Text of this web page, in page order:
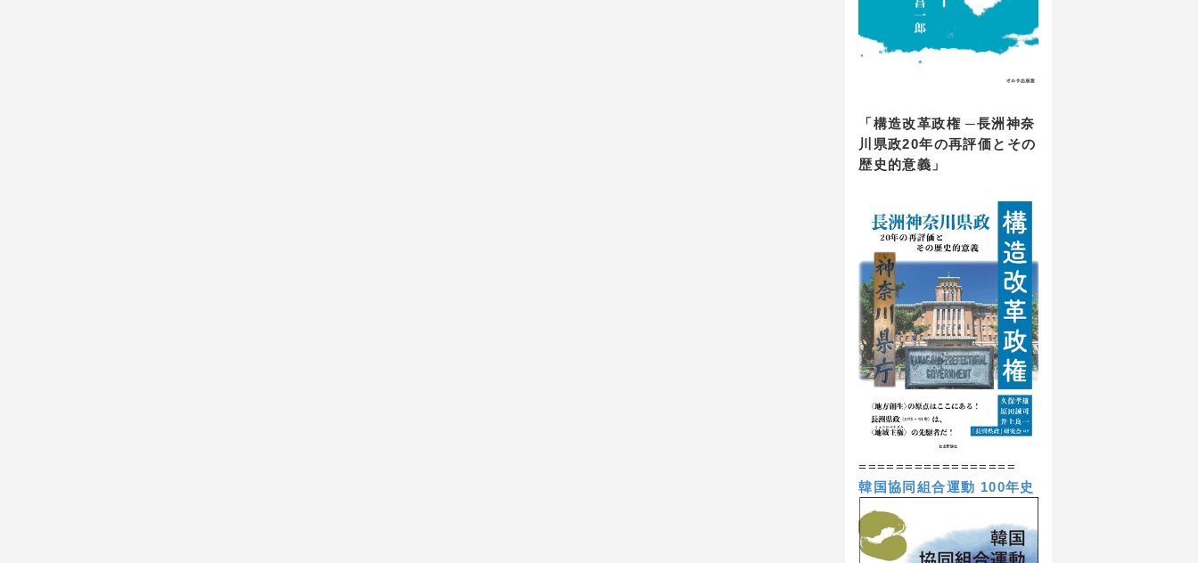
「構造改革政権 ─長洲神奈
川県政20年の再評価とその
歴史的意義」
=================
韓国協同組合運動 100年史